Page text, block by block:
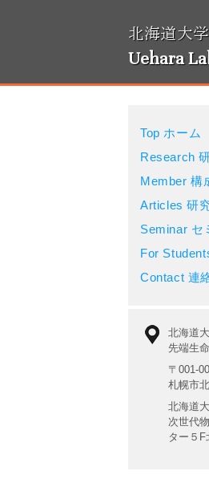
北海道大
Uehara
Top ホーム
Research
Member 構
Articles 研
Seminar セ
For
Contact 連
北海道
先端生
〒001-
札幌市
北海道
次世代
ター５F